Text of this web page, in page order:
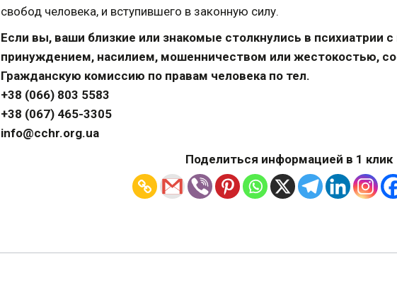
свобод человека, и вступившего в законную силу.
Если вы, ваши близкие или знакомые столкнулись в психиатрии
принуждением, насилием, мошенничеством или жестокостью,
Гражданскую комиссию по правам человека по тел.
+38 (066) 803 5583
+38 (067) 465-3305
info@cchr.org.ua
Поделиться информацией в 1 клик